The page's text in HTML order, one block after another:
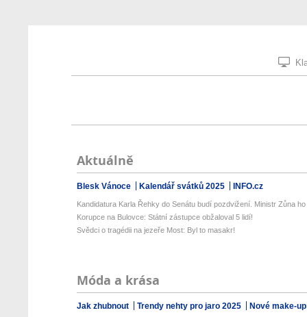
Aktuálně
Blesk Vánoce Kalendář svátků 2025 INFO.cz
Kandidatura Karla Řehky do Senátu budí pozdvižení. Ministr Zůna
Korupce na Bulovce: Státní zástupce obžaloval 5 lidí!
Svědci o tragédii na jezeře Most: Byl to masakr!
Móda a krása
Jak zhubnout Trendy nehty pro jaro 2025 Nové make-